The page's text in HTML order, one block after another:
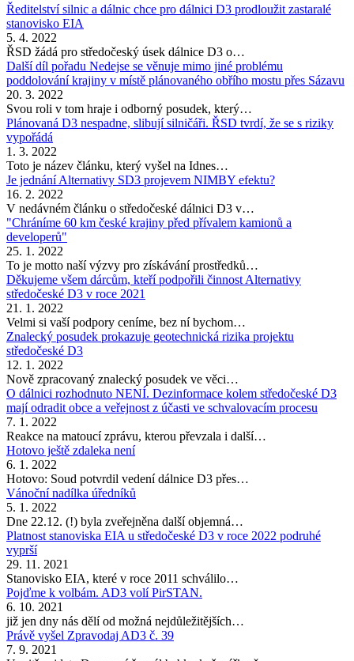
Ředitelství silnic a dálnic chce pro dálnici D3 prodloužit zastaralé
stanovisko EIA
5. 4. 2022
ŘSD žádá pro středočeský úsek dálnice D3 o…
Další díl pořadu Nedejse se věnuje mimo jiné problému
poddolování krajiny v místě plánovaného obřího mostu přes Sázavu
20. 3. 2022
Svou roli v tom hraje i odborný posudek, který…
Plánovaná D3 nespadne, slibují silničáři. ŘSD tvrdí, že se s riziky
vypořádá
1. 3. 2022
Toto je název článku, který vyšel na Idnes…
Je jednání Alternativy SD3 projevem NIMBY efektu?
16. 2. 2022
V nedávném článku o středočeské dálnici D3 v…
"Chráníme 60 km české krajiny před přívalem kamionů a
developerů"
25. 1. 2022
To je motto naší výzvy pro získávání prostředků…
Děkujeme všem dárcům, kteří podpořili činnost Alternativy
středočeské D3 v roce 2021
21. 1. 2022
Velmi si vaší podpory ceníme, bez ní bychom…
Znalecký posudek prokazuje geotechnická rizika projektu
středočeské D3
12. 1. 2022
Nově zpracovaný znalecký posudek ve věci…
O dálnici rozhodnuto NENÍ. Dezinformace kolem středočeské D3
mají odradit obce a veřejnost z účasti ve schvalovacím procesu
7. 1. 2022
Reakce na matoucí zprávu, kterou převzala i další…
Hotovo ještě zdaleka není
6. 1. 2022
Hotovo: Soud potvrdil vedení dálnice D3 přes…
Vánoční nadílka úředníků
5. 1. 2022
Dne 22.12. (!) byla zveřejněna další objemná…
Platnost stanoviska EIA u středočeské D3 v roce 2022 podruhé
vyprší
29. 11. 2021
Stanovisko EIA, které v roce 2011 schválilo…
Pojďme k volbám. AD3 volí PirSTAN.
6. 10. 2021
již jen dny nás dělí od možná nejdůležitějších…
Právě vyšel Zpravodaj AD3 č. 39
7. 9. 2021